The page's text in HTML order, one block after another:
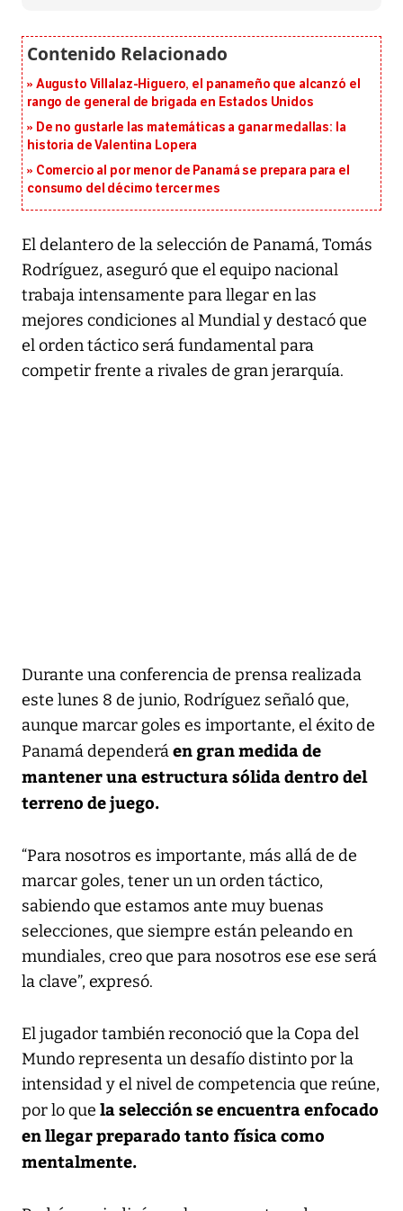
Augusto Villalaz-Higuero, el panameño que alcanzó el
rango de general de brigada en Estados Unidos
De no gustarle las matemáticas a ganar medallas: la
historia de Valentina Lopera
Comercio al por menor de Panamá se prepara para el
consumo del décimo tercer mes
El delantero de la selección de Panamá, Tomás
Rodríguez, aseguró que el equipo nacional
trabaja intensamente para llegar en las
mejores condiciones al Mundial y destacó que
el orden táctico será fundamental para
competir frente a rivales de gran jerarquía.
Durante una conferencia de prensa realizada
este lunes 8 de junio, Rodríguez señaló que,
aunque marcar goles es importante, el éxito de
Panamá dependeráen gran medida de
mantener una estructura sólida dentro del
terreno de juego.
“Para nosotros es importante, más allá de de
marcar goles, tener un un orden táctico,
sabiendo que estamos ante muy buenas
selecciones, que siempre están peleando en
mundiales, creo que para nosotros ese ese será
la clave”, expresó.
El jugador también reconoció que la Copa del
Mundo representa un desafío distinto por la
intensidad y el nivel de competencia que reúne,
por lo que la selección se encuentra enfocado
en llegar preparado tanto física como
mentalmente.